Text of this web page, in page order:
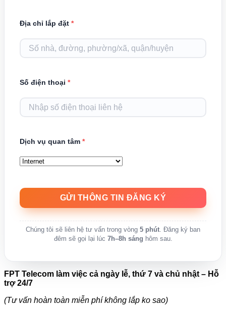
Địa chỉ lắp đặt *
Số điện thoại *
Dịch vụ quan tâm *
Chúng tôi sẽ liên hệ tư vấn trong vòng 5 phút. Đăng ký ban
đêm sẽ gọi lại lúc 7h–8h sáng hôm sau.
FPT Telecom làm việc cả ngày lễ, thứ 7 và chủ nhật – Hỗ
trợ 24/7
(Tư vấn hoàn toàn miễn phí không lắp ko sao)